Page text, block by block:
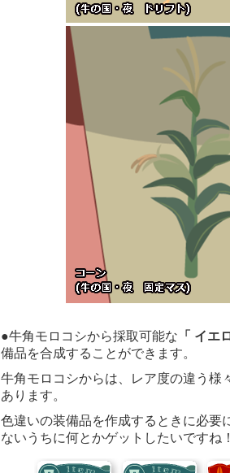
●牛角モロコシから採取可能な 「 イエ
備品を合成することができます。
牛角モロコシからは、レア度の違う様
あります。
色違いの装備品を作成するときに必要
ないうちに何とかゲットしたいですね